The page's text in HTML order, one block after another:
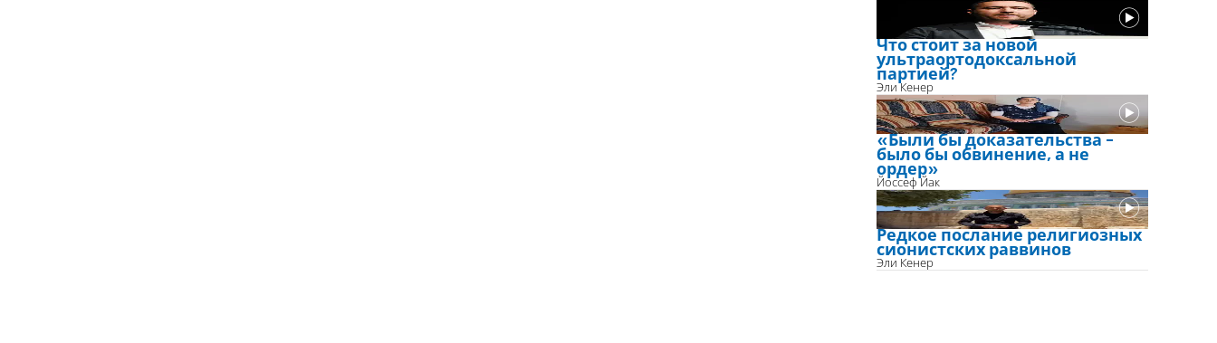
Что стоит за новой
ультраортодоксальной
партией?
Эли Кенер
«Были бы доказательства -
было бы обвинение, а не
ордер»
Йоссеф Йак
Редкое послание религиозных
сионистских раввинов
Эли Кенер